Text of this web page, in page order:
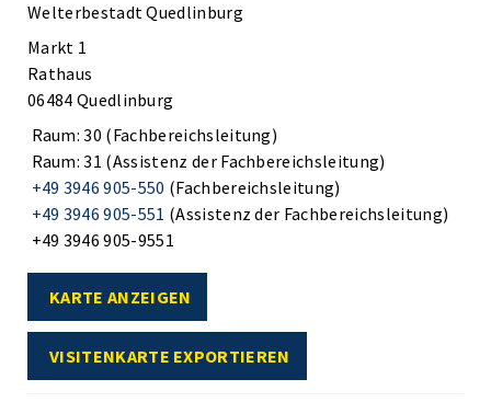
Welterbestadt Quedlinburg
Markt 1
Rathaus
06484 Quedlinburg
Raum: 30 (Fachbereichsleitung)
Raum: 31 (Assistenz der Fachbereichsleitung)
+49 3946 905-550 (Fachbereichsleitung)
+49 3946 905-551 (Assistenz der Fachbereichsleitung)
+49 3946 905-9551
KARTE ANZEIGEN
VISITENKARTE EXPORTIEREN